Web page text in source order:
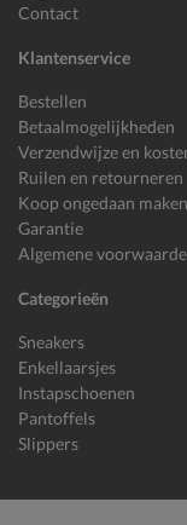
Contact
Klantenservice
Bestellen
Betaalmogelijkheden
Verzendwijze en
Ruilen en retourneren
Koop ongedaan maken
Garantie
Algemene
Categorieën
Sneakers
Enkellaarsjes
Instapschoenen
Pantoffels
Slippers